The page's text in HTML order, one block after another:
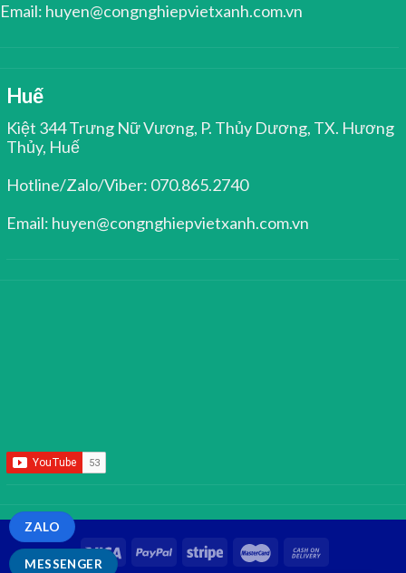
Email: huyen@congnghiepvietxanh.com.vn
Huế
Kiệt 344 Trưng Nữ Vương, P. Thủy Dương, TX. Hương
Thủy, Huế
Hotline/Zalo/Viber: 070.865.2740
Email: huyen@congnghiepvietxanh.com.vn
MESSENGER
ZALO